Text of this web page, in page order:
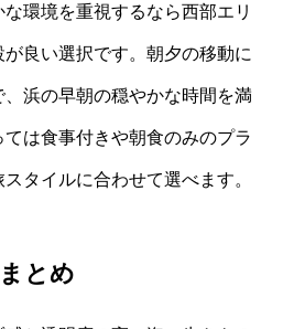
環境を重視するなら西部エリ
良い選択です。朝夕の移動に
浜の早朝の穏やかな時間を満
は食事付きや朝食のみのプラ
タイルに合わせて選べます。
まとめ